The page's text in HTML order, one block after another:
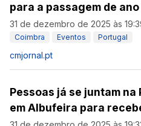
para a passagem de ano
31 de dezembro de 2025 às
Coimbra Eventos Portugal
cmjornal.pt
Pessoas já se juntam
em Albufeira para